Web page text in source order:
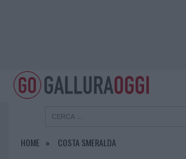
HOME COSTA SMERALDA